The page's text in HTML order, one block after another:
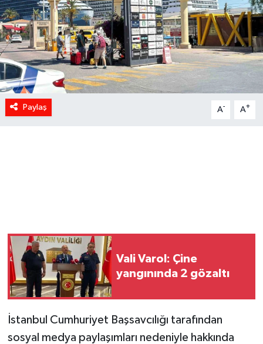
Paylaş A- A+
Vali Varol: Çine
yangınında 2 gözaltı
İstanbul Cumhuriyet Başsavcılığı tarafından
sosyal medya paylaşımları nedeniyle hakkında